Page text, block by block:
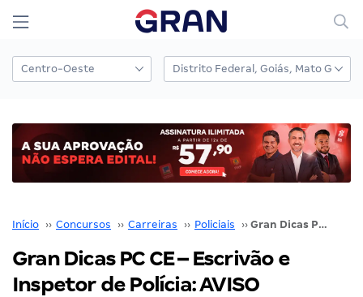
Início ›› Concursos ›› Carreiras ›› Policiais ›› Gran Dicas PC CE – Escrivão e Inspetor de Polícia: AVISO IMPORTANTE!
Gran Dicas PC CE – Escrivão e
Inspetor de Polícia: AVISO